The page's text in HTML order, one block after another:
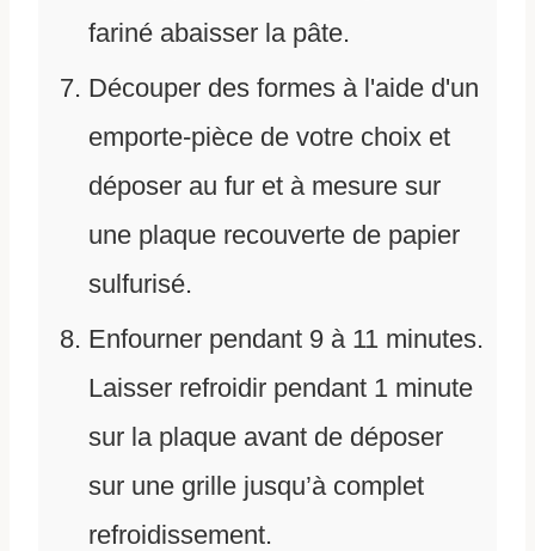
fariné abaisser la pâte.
Découper des formes à l'aide d'un
emporte-pièce de votre choix et
déposer au fur et à mesure sur
une plaque recouverte de papier
sulfurisé.
Enfourner pendant 9 à 11 minutes.
Laisser refroidir pendant 1 minute
sur la plaque avant de déposer
sur une grille jusqu’à complet
refroidissement.